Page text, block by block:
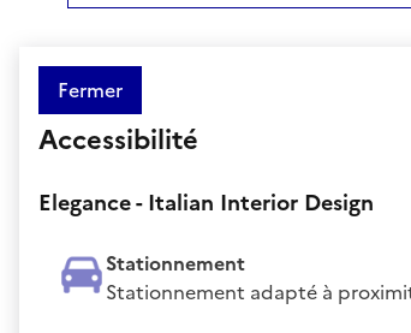
Fermer
Accessibilité
Elegance - Italian Interior Design
Stationnement
Stationnement adapté à